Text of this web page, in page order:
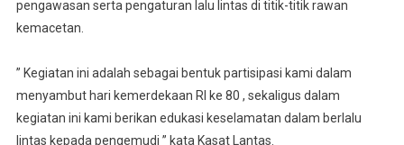
pengawasan serta pengaturan lalu lintas di titik-titik rawan
kemacetan.
” Kegiatan ini adalah sebagai bentuk partisipasi kami dalam
menyambut hari kemerdekaan RI ke 80 , sekaligus dalam
kegiatan ini kami berikan edukasi keselamatan dalam berlalu
lintas kepada pengemudi ” kata Kasat Lantas.